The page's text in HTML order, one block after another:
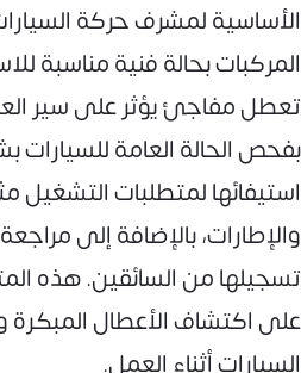
الأساسية لمشرف حركة
المركبات بحالة فنية مناسبة
تعطل مفاجئ يؤثر على سير
بفحص الحالة العامة
استيفائها لمتطلبات التشغيل
والإطارات، بالإضافة إلى
تسجيلها من السائقين. هذه
على اكتشاف الأعطال
السيارات أثناء العمل.